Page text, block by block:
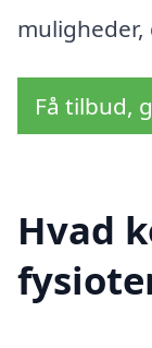
Få tilbud,
Hvad